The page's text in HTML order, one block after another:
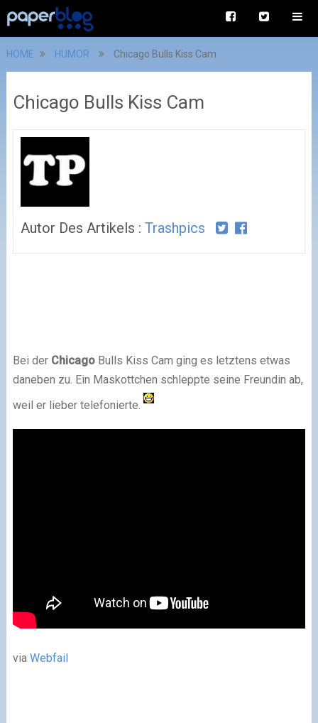
HOME HUMOR Chicago Bulls Kiss Cam
Chicago Bulls Kiss Cam
Autor Des Artikels : Trashpics
Bei der ChicagoBulls Kiss Cam ging es letztens etwas
daneben zu. Ein Maskottchen schleppte seine Freundin ab,
weil er lieber telefonierte.
via Webfail